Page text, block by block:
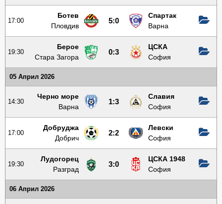
17:00
Ботев
Пловдив
5:0
Спартак
Варна
19:30
Берое
Стара Загора
0:3
ЦСКА
София
05 Април 2026
14:30
Черно море
Варна
1:3
Славия
София
17:00
Добруджа
Добрич
2:2
Левски
София
19:30
Лудогорец
Разград
3:0
ЦСКА 1948
София
06 Април 2026